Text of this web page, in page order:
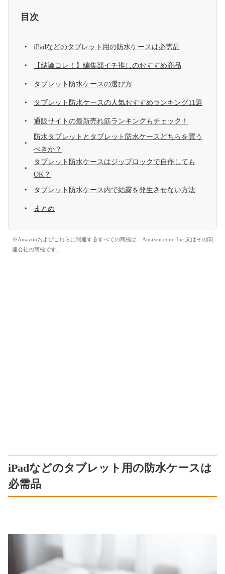
目次
iPadなどのタブレット用の防水ケースは必需品
【結論コレ！】編集部イチ推しのおすすめ商品
タブレット防水ケースの選び方
タブレット防水ケースの人気おすすめランキング11選
通販サイトの最新売れ筋ランキングもチェック！
防水タブレットとタブレット防水ケースどちらを買う
べきか？
タブレット防水ケースはジップロックで自作しても
OK？
タブレット防水ケース内で結露を発生させない方法
まとめ
※Amazonおよびこれらに関連するすべての商標は、Amazon.com, Inc.又はその関
連会社の商標です。
iPadなどのタブレット用の防水ケースは
必需品